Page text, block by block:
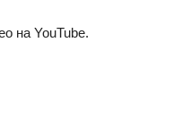
на YouTube.